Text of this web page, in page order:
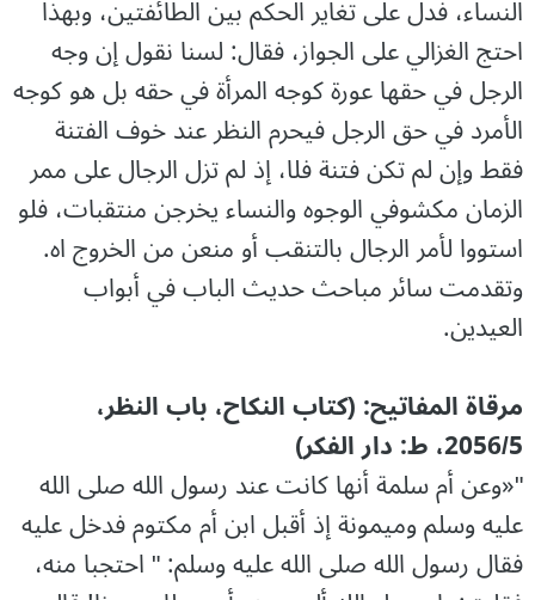
النساء، فدل على تغاير الحكم بين الطائفتين، وبهذا
احتج الغزالي على الجواز، فقال: لسنا نقول إن وجه
الرجل في حقها عورة كوجه المرأة في حقه بل هو كوجه
الأمرد في حق الرجل فيحرم النظر عند خوف الفتنة
فقط وإن لم تكن فتنة فلا، إذ لم تزل الرجال على ممر
الزمان مكشوفي الوجوه والنساء يخرجن منتقبات، فلو
استووا لأمر الرجال بالتنقب أو منعن من الخروج اه.
وتقدمت سائر مباحث حديث الباب في أبواب
العيدين.
مرقاۃ المفاتیح: (کتاب النکاح، باب النظر،
2056/5، ط: دار الفکر)
"«وعن أم سلمة أنها كانت عند رسول الله صلى الله
عليه وسلم وميمونة إذ أقبل ابن أم مكتوم فدخل عليه
فقال رسول الله صلى الله عليه وسلم: " احتجبا منه،